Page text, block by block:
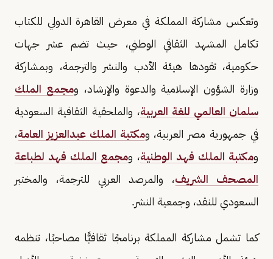
وتعكس مشاركة المملكة في معرض القاهرة الدولي للكتاب
تكامل المشهد الثقافي الوطني، حيث تضم عشر جهات
حكومية، تقودها هيئة الأدب والنشر والترجمة، وبمشاركة
وزارة الشؤون الإسلامية والدعوة والإرشاد، ومجمع الملك
سلمان العالمي للغة العربية، والملحقية الثقافية السعودية
في جمهورية مصر العربية، ومكتبة الملك عبدالعزيز العامة،
ومكتبة الملك فهد الوطنية، ومجمع الملك فهد لطباعة
المصحف الشريف، والمرصد العربي للترجمة، والمختبر
السعودي للنقد، وجمعية النشر.
كما تشمل مشاركة المملكة برنامجًا ثقافيًّا مصاحبًا، تنظمه